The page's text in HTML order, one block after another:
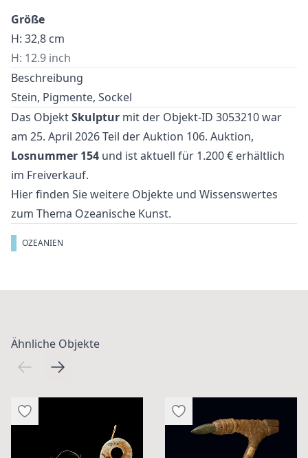
Größe
H: 32,8 cm
H: 12.9 inch
Beschreibung
Stein, Pigmente, Sockel
Das ObjektSkulptur mit der Objekt-ID 3053210 war
am 25. April 2026 Teil der Auktion 106. Auktion,
Losnummer 154 und ist aktuell für 1.200 € erhältlich
im Freiverkauf.
Hier finden Sie weitere Objekte und Wissenswertes
zum Thema Ozeanische Kunst.
OZEANIEN
Ähnliche Objekte